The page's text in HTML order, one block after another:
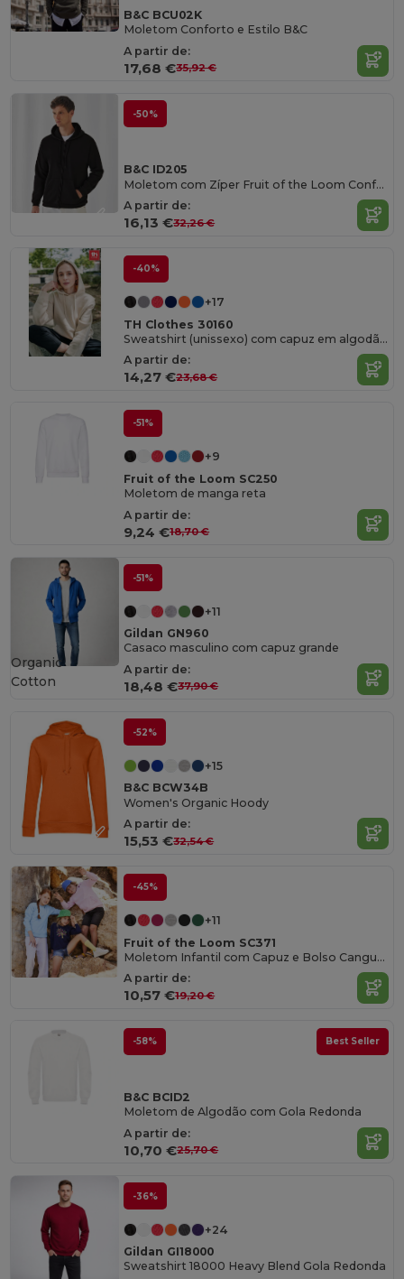
B&C BCU02K
Moletom Conforto e Estilo B&C
A partir de:
17,68 €35,92 €
-50%
B&C ID205
Moletom com Zíper Fruit of the Loom Confortável
A partir de:
16,13 €32,26 €
-40%
+17
TH Clothes 30160
Sweatshirt (unissexo) com capuz em algodão e poliéster
A partir de:
14,27 €23,68 €
-51%
+9
Fruit of the Loom SC250
Moletom de manga reta
A partir de:
9,24 €18,70 €
-51%
+11
Gildan GN960
Casaco masculino com capuz grande
A partir de:
18,48 €37,90 €
Organic
Cotton
-52%
+15
B&C BCW34B
Women's Organic Hoody
A partir de:
15,53 €32,54 €
-45%
+11
Fruit of the Loom SC371
Moletom Infantil com Capuz e Bolso Canguru
A partir de:
10,57 €19,20 €
-58% Best Seller
B&C BCID2
Moletom de Algodão com Gola Redonda
A partir de:
10,70 €25,70 €
-36%
+24
Gildan GI18000
Sweatshirt 18000 Heavy Blend Gola Redonda